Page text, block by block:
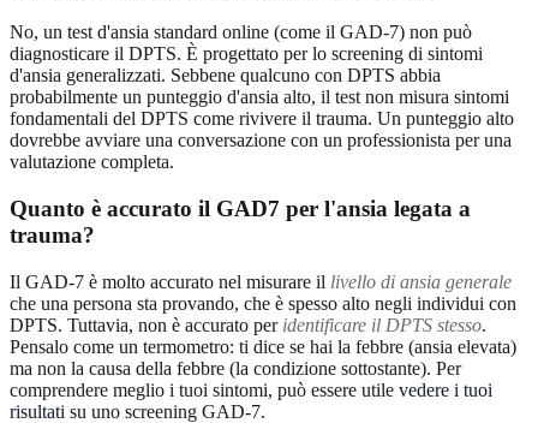
No, un test d'ansia standard online (come il GAD-7) non può
diagnosticare il DPTS. È progettato per lo screening di sintomi
d'ansia generalizzati. Sebbene qualcuno con DPTS abbia
probabilmente un punteggio d'ansia alto, il test non misura sintomi
fondamentali del DPTS come rivivere il trauma. Un punteggio alto
dovrebbe avviare una conversazione con un professionista per una
valutazione completa.
Quanto è accurato il GAD7 per l'ansia legata a
trauma?
Il GAD-7 è molto accurato nel misurare il livello di ansia generale
che una persona sta provando, che è spesso alto negli individui con
DPTS. Tuttavia, non è accurato per identificare il DPTS stesso.
Pensalo come un termometro: ti dice se hai la febbre (ansia elevata)
ma non la causa della febbre (la condizione sottostante). Per
comprendere meglio i tuoi sintomi, può essere utile vedere i tuoi
risultati su uno screening GAD-7.